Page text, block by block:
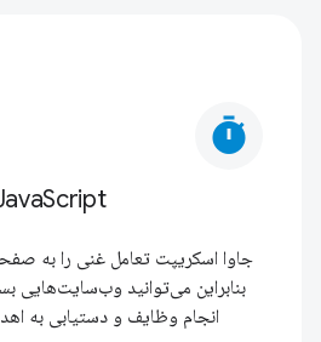
timer
جاوا اسکریپت تعامل غنی را به
بنابراین می‌توانید وب‌سایت‌هایی
انجام وظایف و دستیابی به